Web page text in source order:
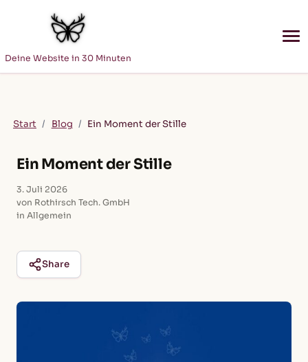
Deine Website in 30 Minuten
Start / Blog / Ein Moment der Stille
Ein Moment der Stille
3. Juli 2026
von Rothirsch Tech. GmbH
in Allgemein
Share